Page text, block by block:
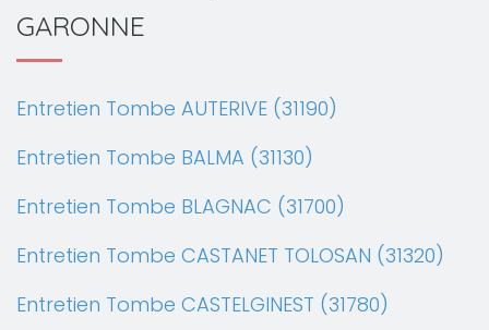
GARONNE
Entretien Tombe AUTERIVE (31190)
Entretien Tombe BALMA (31130)
Entretien Tombe BLAGNAC (31700)
Entretien Tombe CASTANET TOLOSAN (31320)
Entretien Tombe CASTELGINEST (31780)